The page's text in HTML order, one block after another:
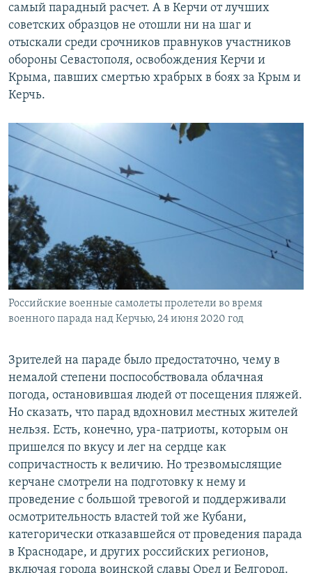
самый парадный расчет. А в Керчи от лучших
советских образцов не отошли ни на шаг и
отыскали среди срочников правнуков участников
обороны Севастополя, освобождения Керчи и
Крыма, павших смертью храбрых в боях за Крым и
Керчь.
Российские военные самолеты пролетели во время
военного парада над Керчью, 24 июня 2020 год
Зрителей на параде было предостаточно, чему в
немалой степени поспособствовала облачная
погода, остановившая людей от посещения пляжей.
Но сказать, что парад вдохновил местных жителей
нельзя. Есть, конечно, ура-патриоты, которым он
пришелся по вкусу и лег на сердце как
сопричастность к величию. Но трезвомыслящие
керчане смотрели на подготовку к нему и
проведение с большой тревогой и поддерживали
осмотрительность властей той же Кубани,
категорически отказавшейся от проведения парада
в Краснодаре, и других российских регионов,
включая города воинской славы Орел и Белгород.